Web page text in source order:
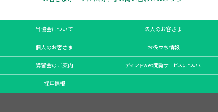
当協会について 法人のお客さま
個人のお客さま お役立ち情報
講習会のご案内 デマンドWeb閲覧サービスについて
採用情報